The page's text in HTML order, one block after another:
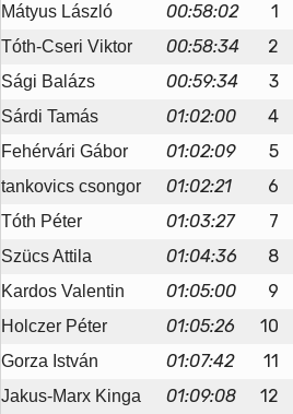
Mátyus László
00:58:02 1
Tóth-Cseri Viktor
00:58:34 2
Sági Balázs
00:59:34 3
Sárdi Tamás
01:02:00 4
Fehérvári Gábor
01:02:09 5
tankovics csongor
01:02:21 6
Tóth Péter
01:03:27 7
Szücs Attila
01:04:36 8
Kardos Valentin
01:05:00 9
Holczer Péter
01:05:26 10
Gorza István
01:07:42 11
Jakus-Marx Kinga
01:09:08 12